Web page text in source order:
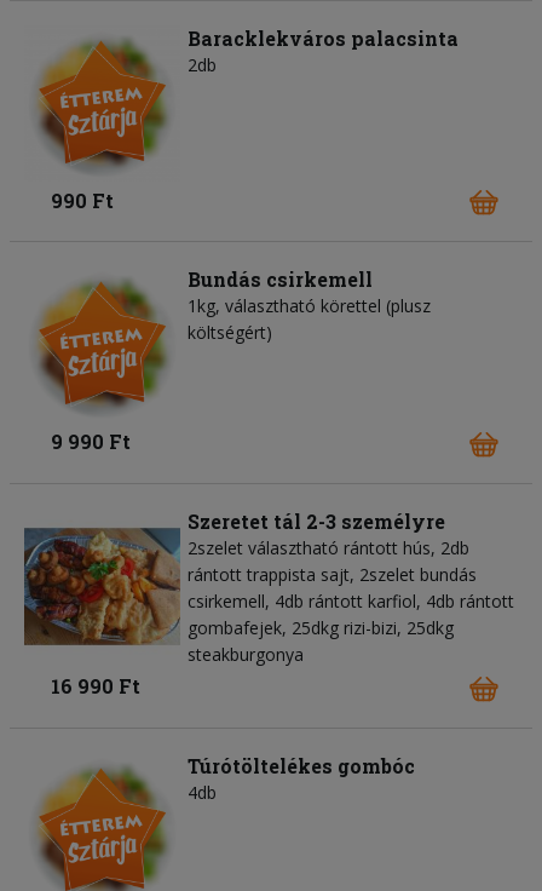
Baracklekváros palacsinta
2db
990 Ft
Bundás csirkemell
1kg, választható körettel (plusz
költségért)
9 990 Ft
Szeretet tál 2-3 személyre
2szelet választható rántott hús, 2db
rántott trappista sajt, 2szelet bundás
csirkemell, 4db rántott karfiol, 4db rántott
gombafejek, 25dkg rizi-bizi, 25dkg
steakburgonya
16 990 Ft
Túrótöltelékes gombóc
4db